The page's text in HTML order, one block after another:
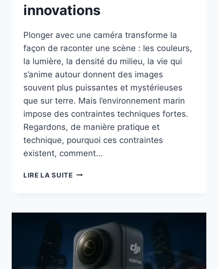
innovations
Plonger avec une caméra transforme la
façon de raconter une scène : les couleurs,
la lumière, la densité du milieu, la vie qui
s’anime autour donnent des images
souvent plus puissantes et mystérieuses
que sur terre. Mais l’environnement marin
impose des contraintes techniques fortes.
Regardons, de manière pratique et
technique, pourquoi ces contraintes
existent, comment…
LIRE LA SUITEPHOTOS
L’EAU
TECHNOLOGIES
ET
INNOVATIONS